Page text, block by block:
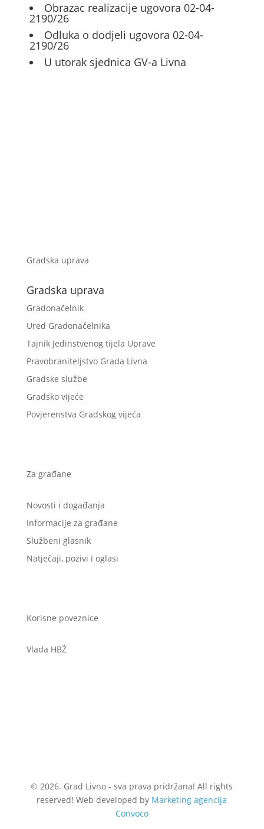
Obrazac realizacije ugovora 02-04-
2190/26
Odluka o dodjeli ugovora 02-04-
2190/26
U utorak sjednica GV-a Livna
Gradska uprava
Gradska uprava
Gradonačelnik
Ured Gradonačelnika
Tajnik Jedinstvenog tijela Uprave
Pravobraniteljstvo Grada Livna
Gradske službe
Gradsko vijeće
Povjerenstva Gradskog vijeća
Za građane
Novosti i događanja
Informacije za građane
Službeni glasnik
Natječaji, pozivi i oglasi
Korisne poveznice
Vlada HBŽ
© 2026. Grad Livno - sva prava pridržana! All rights
reserved! Web developed by Marketing agencija
Convoco